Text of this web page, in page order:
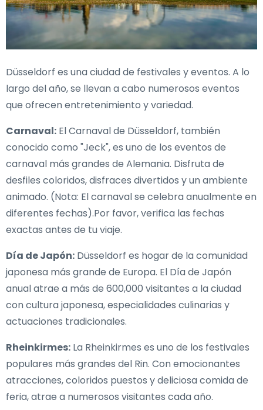
Düsseldorf es una ciudad de festivales y eventos. A lo
largo del año, se llevan a cabo numerosos eventos
que ofrecen entretenimiento y variedad.
Carnaval: El Carnaval de Düsseldorf, también
conocido como "Jeck", es uno de los eventos de
carnaval más grandes de Alemania. Disfruta de
desfiles coloridos, disfraces divertidos y un ambiente
animado. (Nota: El carnaval se celebra anualmente en
diferentes fechas).Por favor, verifica las fechas
exactas antes de tu viaje.
Día de Japón: Düsseldorf es hogar de la comunidad
japonesa más grande de Europa. El Día de Japón
anual atrae a más de 600,000 visitantes a la ciudad
con cultura japonesa, especialidades culinarias y
actuaciones tradicionales.
Rheinkirmes: La Rheinkirmes es uno de los festivales
populares más grandes del Rin. Con emocionantes
atracciones, coloridos puestos y deliciosa comida de
feria, atrae a numerosos visitantes cada año.